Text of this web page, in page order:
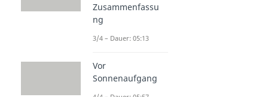
Zusammenfassu
ng
3/4 – Dauer: 05:13
Vor
Sonnenaufgang